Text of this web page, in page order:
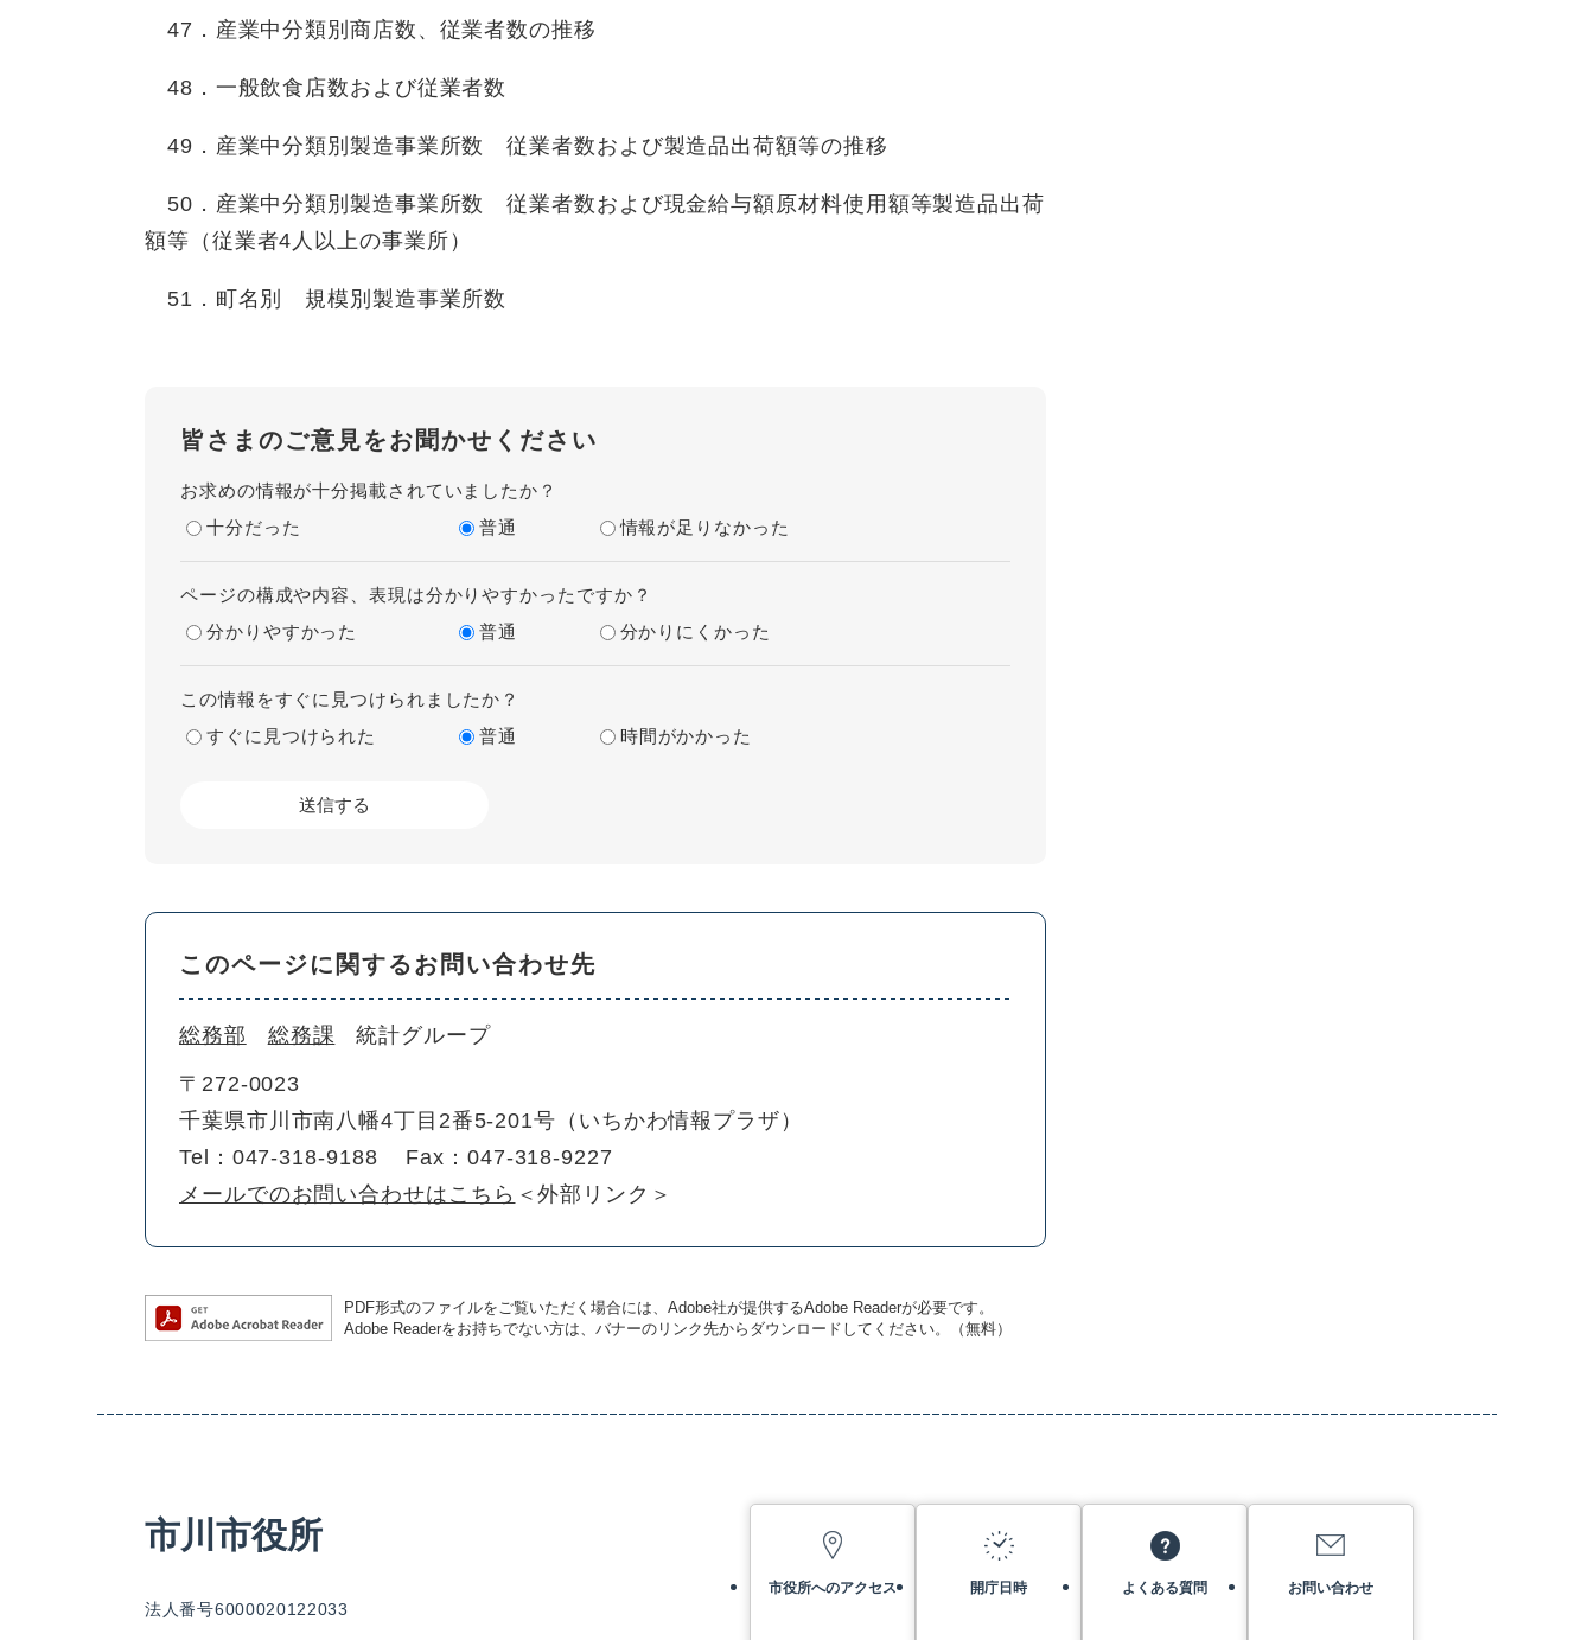
47．産業中分類別商店数、従業者数の推移
48．一般飲食店数および従業者数
49．産業中分類別製造事業所数 従業者数および製造品出荷額等の推移
50．産業中分類別製造事業所数 従業者数および現金給与額原材料使用額等製造品出荷
額等（従業者4人以上の事業所）
51．町名別 規模別製造事業所数
皆さまのご意見をお聞かせください
お求めの情報が十分掲載されていましたか？
十分だった
普通 情報が足りなかった
ページの構成や内容、表現は分かりやすかったですか？
分かりやすかった
普通 分かりにくかった
この情報をすぐに見つけられましたか？
すぐに見つけられた
普通 時間がかかった
このページに関するお問い合わせ先
総務部 総務課 統計グループ
〒272-0023
千葉県市川市南八幡4丁目2番5-201号（いちかわ情報プラザ）
Tel：047-318-9188
Fax：047-318-9227
メールでのお問い合わせはこちら ＜外部リンク＞
PDF形式のファイルをご覧いただく場合には、Adobe社が提供するAdobe Readerが必要です。
Adobe Readerをお持ちでない方は、バナーのリンク先からダウンロードしてください。（無料）
市川市役所
法人番号6000020122033
市役所へのアクセス 開庁日時 よくある質問 お問い合わせ